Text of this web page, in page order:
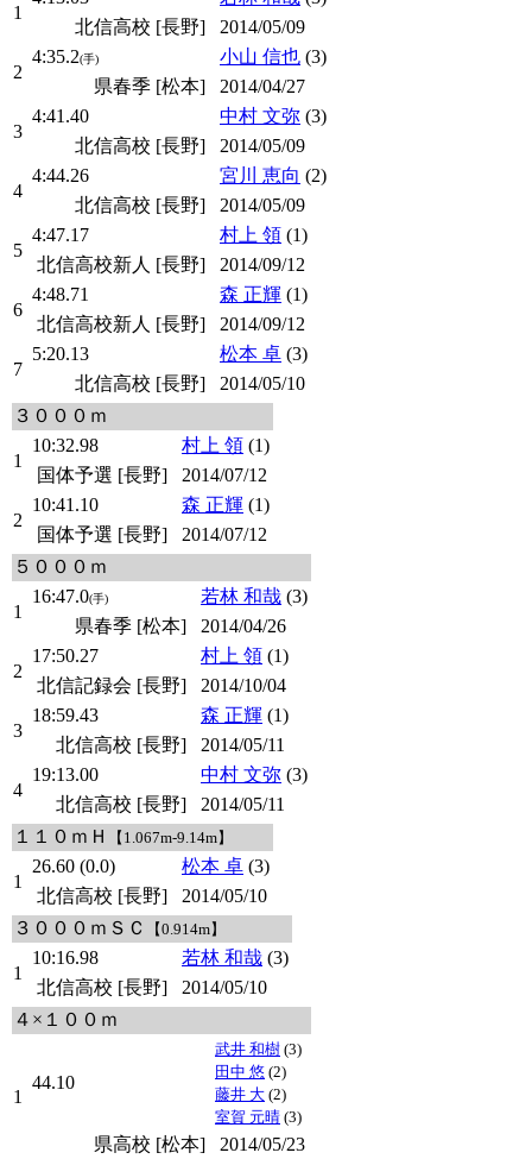
1
北信高校 [長野]
2014/05/09
2
4:35.2(手) 小山 信也 (3)
県春季 [松本]
2014/04/27
3
4:41.40 中村 文弥 (3)
北信高校 [長野]
2014/05/09
4
4:44.26 宮川 恵向 (2)
北信高校 [長野]
2014/05/09
5
4:47.17 村上 領 (1)
北信高校新人 [長野]
2014/09/12
6
4:48.71 森 正輝 (1)
北信高校新人 [長野]
2014/09/12
7
5:20.13 松本 卓 (3)
北信高校 [長野]
2014/05/10
３０００ｍ
1
10:32.98 村上 領 (1)
国体予選 [長野]
2014/07/12
2
10:41.10 森 正輝 (1)
国体予選 [長野]
2014/07/12
５０００ｍ
1
16:47.0(手) 若林 和哉 (3)
県春季 [松本]
2014/04/26
2
17:50.27 村上 領 (1)
北信記録会 [長野]
2014/10/04
3
18:59.43 森 正輝 (1)
北信高校 [長野]
2014/05/11
4
19:13.00 中村 文弥 (3)
北信高校 [長野]
2014/05/11
１１０ｍＨ
【1.067m-9.14m】
1
26.60 (0.0) 松本 卓 (3)
北信高校 [長野]
2014/05/10
３０００ｍＳＣ
【0.914m】
1
10:16.98 若林 和哉 (3)
北信高校 [長野]
2014/05/10
４×１００ｍ
1
44.10
武井 和樹 (3)
田中 悠 (2)
藤井 大 (2)
室賀 元晴 (3)
県高校 [松本] 2014/05/23